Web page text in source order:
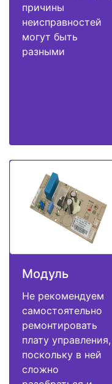
причины
неисправностей
могут быть
разными
Модуль
Не рекомендуем
самостоятельно
ремонтировать
плату управления,
поскольку в ней
сложно